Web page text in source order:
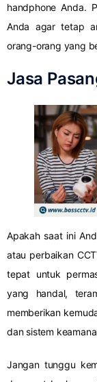
handphone Anda.
Anda agar tetap
orang-orang yang
Jasa
Apakah saat ini
atau perbaikan
tepat untuk
yang handal,
memberikan
dan sistem
Jangan tunggu